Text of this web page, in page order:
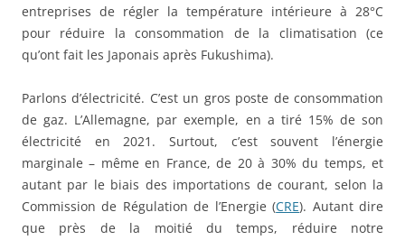
entreprises de régler la température intérieure à 28°C
pour réduire la consommation de la climatisation (ce
qu’ont fait les Japonais après Fukushima).
Parlons d’électricité. C’est un gros poste de consommation
de gaz. L’Allemagne, par exemple, en a tiré 15% de son
électricité en 2021. Surtout, c’est souvent l’énergie
marginale – même en France, de 20 à 30% du temps, et
autant par le biais des importations de courant, selon la
Commission de Régulation de l’Energie (CRE). Autant dire
que près de la moitié du temps, réduire notre